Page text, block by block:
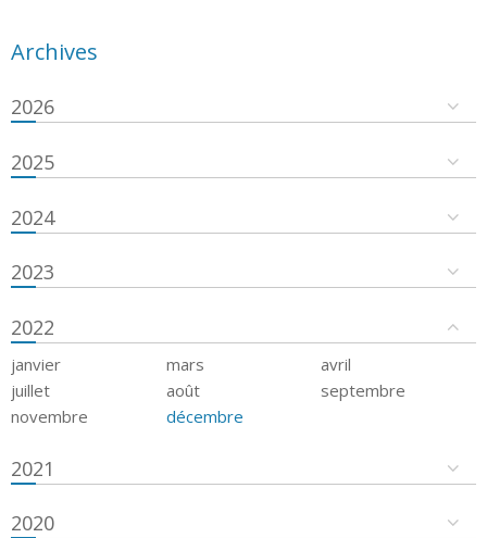
Archives
2026
2025
2024
2023
2022
janvier mars
avril
juillet
août
septembre
novembre
décembre
2021
2020